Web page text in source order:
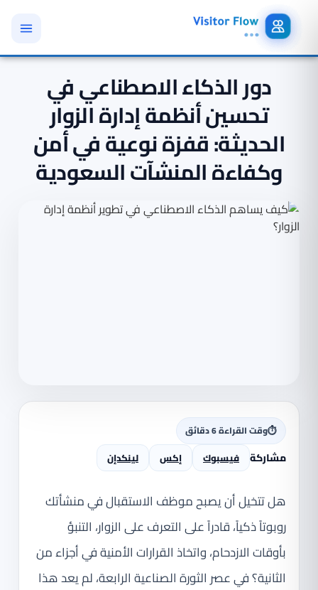
دور الذكاء الاصطناعي في
تحسين أنظمة إدارة الزوار
الحديثة: قفزة نوعية في أمن
وكفاءة المنشآت السعودية
⏱وقت القراءة 6 دقائق
مشاركة فيسبوك إكس لينكدإن
هل تتخيل أن يصبح موظف الاستقبال في منشأتك
روبوتاً ذكياً، قادراً على التعرف على الزوار، التنبؤ
بأوقات الازدحام، واتخاذ القرارات الأمنية في أجزاء من
الثانية؟ في عصر الثورة الصناعية الرابعة، لم يعد هذا